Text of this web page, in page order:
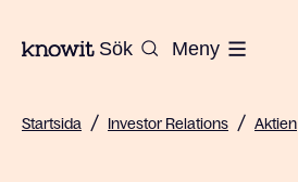
Till startsidan på Knowit
Sök Meny
Startsida / Investor Relations / Aktien